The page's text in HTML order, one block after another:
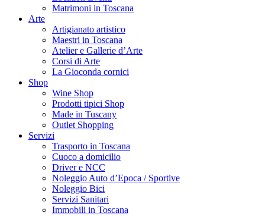
Matrimoni in Toscana
Arte
Artigianato artistico
Maestri in Toscana
Atelier e Gallerie d’Arte
Corsi di Arte
La Gioconda cornici
Shop
Wine Shop
Prodotti tipici Shop
Made in Tuscany
Outlet Shopping
Servizi
Trasporto in Toscana
Cuoco a domicilio
Driver e NCC
Noleggio Auto d’Epoca / Sportive
Noleggio Bici
Servizi Sanitari
Immobili in Toscana